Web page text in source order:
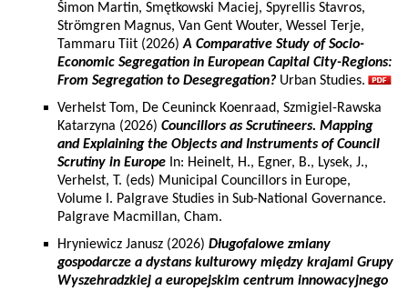
Šimon Martin, Smętkowski Maciej, Spyrellis Stavros,
Strömgren Magnus, Van Gent Wouter, Wessel Terje,
Tammaru Tiit (2026)A Comparative Study of Socio-
Economic Segregation in European Capital City-Regions:
From Segregation to Desegregation? Urban Studies.
Verhelst Tom, De Ceuninck Koenraad, Szmigiel-Rawska
Katarzyna (2026) Councillors as Scrutineers. Mapping
and Explaining the Objects and Instruments of Council
Scrutiny in Europe In: Heinelt, H., Egner, B., Lysek, J.,
Verhelst, T. (eds) Municipal Councillors in Europe,
Volume I. Palgrave Studies in Sub-National Governance.
Palgrave Macmillan, Cham.
Hryniewicz Janusz (2026) Długofalowe zmiany
gospodarcze a dystans kulturowy między krajami Grupy
Wyszehradzkiej a europejskim centrum innowacyjnego